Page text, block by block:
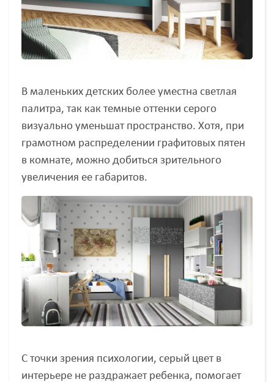
В маленьких детских более уместна светлая
палитра, так как темные оттенки серого
визуально уменьшат пространство. Хотя, при
грамотном распределении графитовых пятен
в комнате, можно добиться зрительного
увеличения ее габаритов.
С точки зрения психологии, серый цвет в
интерьере не раздражает ребенка, помогает